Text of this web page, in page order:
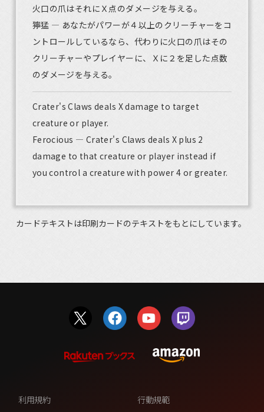
火口の爪はそれにＸ点のダメージを与える。
獰猛 ― あなたがパワーが４以上のクリーチャーをコ
ントロールしているなら、代わりに火口の爪はその
クリーチャーやプレイヤーに、Ｘに２を足した点数
のダメージを与える。
Crater's Claws deals X damage to target
creature or player.
Ferocious — Crater's Claws deals X plus 2
damage to that creature or player instead if
you control a creature with power 4 or greater.
カードテキストは印刷カードのテキストをもとにしています。
利用規約 行動規範